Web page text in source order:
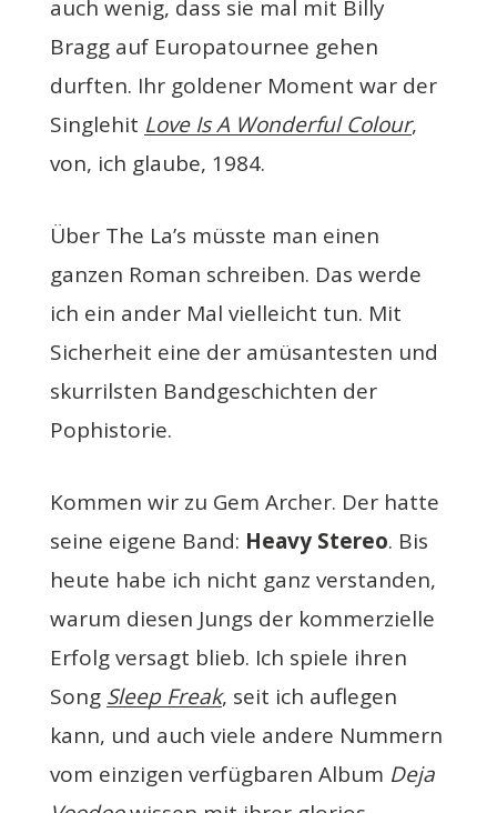
auch wenig, dass sie mal mit Billy
Bragg auf Europatournee gehen
durften. Ihr goldener Moment war der
Singlehit Love Is A Wonderful Colour,
von, ich glaube, 1984.
Über The La’s müsste man einen
ganzen Roman schreiben. Das werde
ich ein ander Mal vielleicht tun. Mit
Sicherheit eine der amüsantesten und
skurrilsten Bandgeschichten der
Pophistorie.
Kommen wir zu Gem Archer. Der hatte
seine eigene Band: Heavy Stereo. Bis
heute habe ich nicht ganz verstanden,
warum diesen Jungs der kommerzielle
Erfolg versagt blieb. Ich spiele ihren
Song Sleep Freak, seit ich auflegen
kann, und auch viele andere Nummern
vom einzigen verfügbaren Album Deja